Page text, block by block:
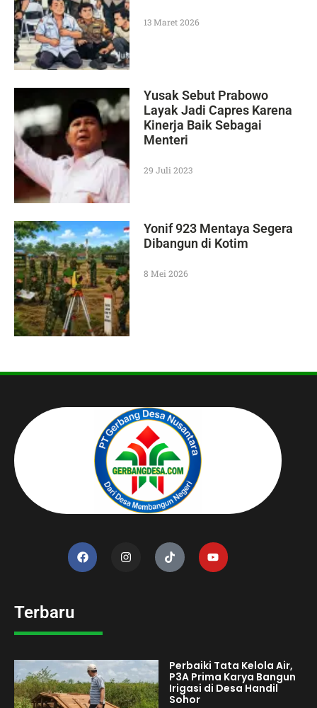
13 Maret 2026
Yusak Sebut Prabowo
Layak Jadi Capres Karena
Kinerja Baik Sebagai
Menteri
29 Juli 2023
Yonif 923 Mentaya Segera
Dibangun di Kotim
8 Mei 2026
Terbaru
Perbaiki Tata Kelola Air,
P3A Prima Karya Bangun
Irigasi di Desa Handil
Sohor